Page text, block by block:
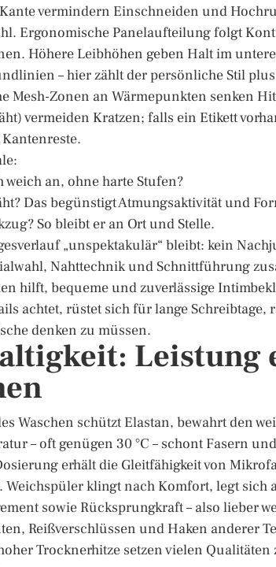
vermindern Einschneiden und
Ergonomische Panelaufteilung folgt
Höhere Leibhöhen geben Halt im
– hier zählt der persönliche Stil
Zonen an Wärmepunkten senken
vermeiden Kratzen; falls ein Etikett
an, ohne harte Stufen?
Das begünstigt Atmungsaktivität und
So bleibt er an Ort und Stelle.
„unspektakulär“ bleibt: kein
Nahttechnik und Schnittführung
hilft, bequeme und zuverlässige
achtet, rüstet sich für lange Schreibtage,
denken zu müssen.
Leistung
Waschen schützt Elastan, bewahrt den
– oft genügen 30 °C – schont Fasern
erhält die Gleitfähigkeit von
klingt nach Komfort, legt sich
sowie Rücksprungkraft – also lieber
Reißverschlüssen und Haken anderer
Trocknerhitze setzen vielen Qualitäten